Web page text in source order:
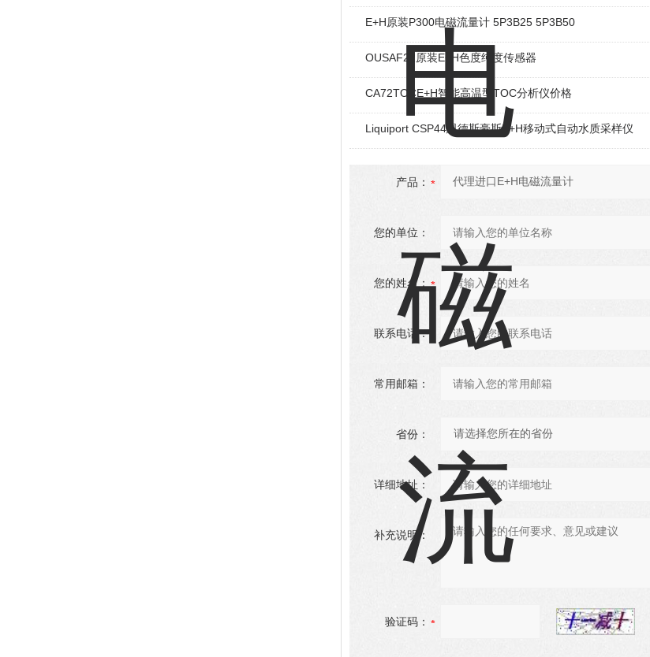
E+H原装P300电磁流量计 5P3B25 5P3B50
OUSAF22原装E+H色度纯度传感器
CA72TOCE+H智能高温型TOC分析仪价格
Liquiport CSP44恩德斯豪斯E+H移动式自动水质采样仪
产品：
您的单位：
您的姓名：
联系电话：
常用邮箱：
省份：
详细地址：
补充说明：
验证码：